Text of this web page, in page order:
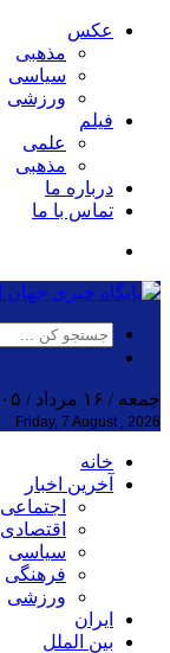
عکس
مذهبی
سیاسی
ورزشی
فیلم
علمی
مذهبی
درباره ما
تماس با ما
جمعه / ۱۶ مرداد / ۱۴۰۵
Friday, 7 August , 2026
خانه
آخرین اخبار
اجتماعی
اقتصادی
سیاسی
فرهنگی
ورزشی
ایران
بین الملل